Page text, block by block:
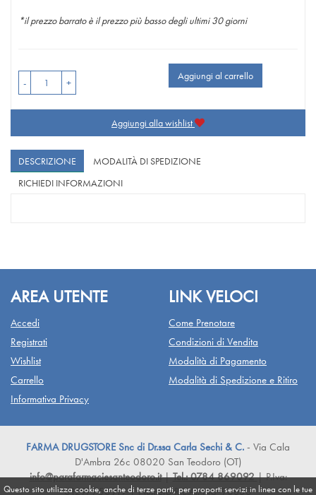
Questo sito utilizza cookie, anche di terze parti, per proporti servizi in linea con le tue
*il prezzo barrato è il prezzo più basso degli ultimi 30 giorni
- +
Aggiungi al carrello
Aggiungi alla wishlist
DESCRIZIONE
MODALITÀ DI SPEDIZIONE
RICHIEDI INFORMAZIONI
AREA UTENTE
Accedi
Registrati
Wishlist
Carrello
Informativa Privacy
LINK VELOCI
Come Prenotare
Condizioni di Vendita
Modalità di Pagamento
Modalità di Spedizione e Ritiro
FARMA DRUGSTORE Snc di Dr.ssa Carla Sechi & C. - Via Cala
D'Ambra 26c 08020 San Teodoro (OT)
info@parafarmaciesanteodoro.it|Tel.: 0784 869092| P.Iva:
01297750919 | Numero R.E.A.: NU-90330